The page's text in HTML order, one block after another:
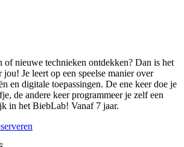
of nieuwe technieken ontdekken? Dan is het
Je leert op een speelse manier over
en digitale toepassingen. De ene keer doe je
de andere keer programmeer je zelf een
in het BiebLab! Vanaf 7 jaar.